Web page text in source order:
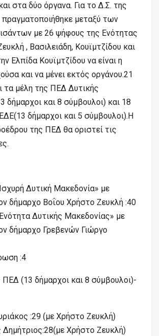
στα δύο όργανα. Για το Δ.Σ. της
μεταξύ των
με 26 ψήφους της Ενότητας
, Βασιλειάδη, Κουϊμτζίδου και
Ελπίδα Κουϊμτζίδου να είναι η
και να μένει εκτός οργάνου.21
τα μέλη της ΠΕΔ Δυτικής
δήμαρχοι και 8 σύμβουλοι) και 18
δήμαρχοι και 5 σύμβουλοι).Η
της ΠΕΔ θα οριστεί τις
Δυτική Μακεδονία» με
δήμαρχο Βοΐου Χρήστο Ζευκλή :40
Δυτικής Μακεδονίας» με
δήμαρχο Γρεβενών Γιώργο
:4
(13 δήμαρχοι και 8 σύμβουλοι)-
:29 (με Χρήστο Ζευκλή)
Δημήτριος:28(με Χρήστο Ζευκλή)